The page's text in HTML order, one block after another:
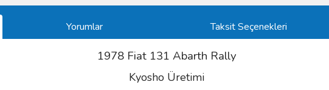
Yorumlar Taksit Seçenekleri
1978 Fiat 131 Abarth Rally
Kyosho Üretimi